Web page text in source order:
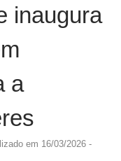
inaugura
a
em 16/03/2026 -